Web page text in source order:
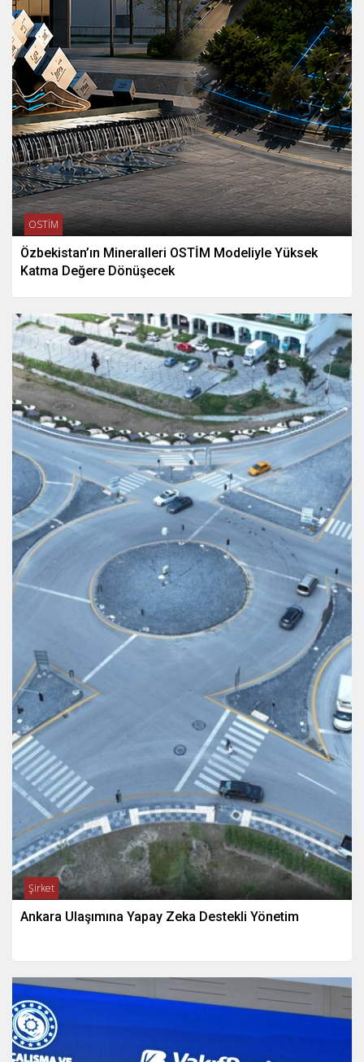
OSTİM
Özbekistan’ın Mineralleri OSTİM Modeliyle Yüksek
Katma Değere Dönüşecek
Şirket
Ankara Ulaşımına Yapay Zeka Destekli Yönetim